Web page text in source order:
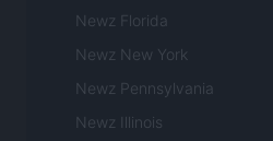
Newz Florida
Newz New York
Newz Pennsylvania
Newz Illinois